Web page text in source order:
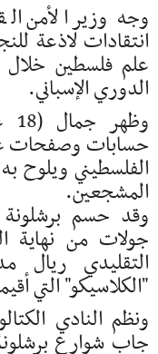
وجه وزير الأمن
انتقادات لاذعة
علم فلسطين خلال
الدوري الإسباني.
حسابات وصفحات
الفلسطيني ويلوح
المشجعين.
وقد حسم
جولات من نهاية
"الكلاسيكو" التي
ونظم النادي
جاب شوارع